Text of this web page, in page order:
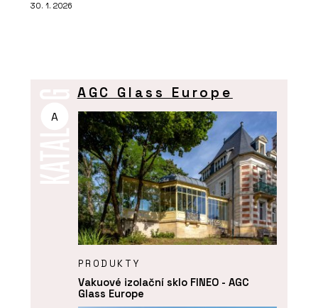
30. 1. 2026
A
AGC Glass Europe
PRODUKTY
Vakuové izolační sklo FINEO - AGC
Glass Europe